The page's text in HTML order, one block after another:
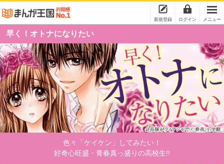
新規登録 ログイン メニュー
早く！オトナになりたい
色々「ケイケン」してみたい！
好奇心旺盛・青春真っ盛りの高校生!!